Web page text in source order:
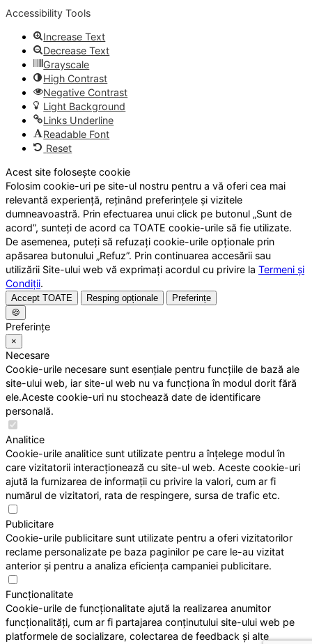
Accessibility Tools
Increase Text
Decrease Text
Grayscale
High Contrast
Negative Contrast
Light Background
Links Underline
Readable Font
Reset
Acest site folosește cookie
Folosim cookie-uri pe site-ul nostru pentru a vă oferi cea mai
relevantă experiență, reținând preferințele și vizitele
dumneavoastră. Prin efectuarea unui click pe butonul „Sunt de
acord”, sunteți de acord ca TOATE cookie-urile să fie utilizate.
De asemenea, puteți să refuzați cookie-urile opționale prin
apăsarea butonului „Refuz”. Prin continuarea accesării sau
utilizării Site-ului web vă exprimați acordul cu privire la Termeni și
Condiții.
Accept TOATE Resping opționale
Preferințe
🍪
Preferințe
×
Necesare
Cookie-urile necesare sunt esențiale pentru funcțiile de bază ale
site-ului web, iar site-ul web nu va funcționa în modul dorit fără
ele.Aceste cookie-uri nu stochează date de identificare
personală.
Analitice
Cookie-urile analitice sunt utilizate pentru a înțelege modul în
care vizitatorii interacționează cu site-ul web. Aceste cookie-uri
ajută la furnizarea de informații cu privire la valori, cum ar fi
numărul de vizitatori, rata de respingere, sursa de trafic etc.
Publicitare
Cookie-urile publicitare sunt utilizate pentru a oferi vizitatorilor
reclame personalizate pe baza paginilor pe care le-au vizitat
anterior și pentru a analiza eficiența campaniei publicitare.
Funcționalitate
Cookie-urile de funcționalitate ajută la realizarea anumitor
funcționalități, cum ar fi partajarea conținutului site-ului web pe
platformele de socializare, colectarea de feedback și alte